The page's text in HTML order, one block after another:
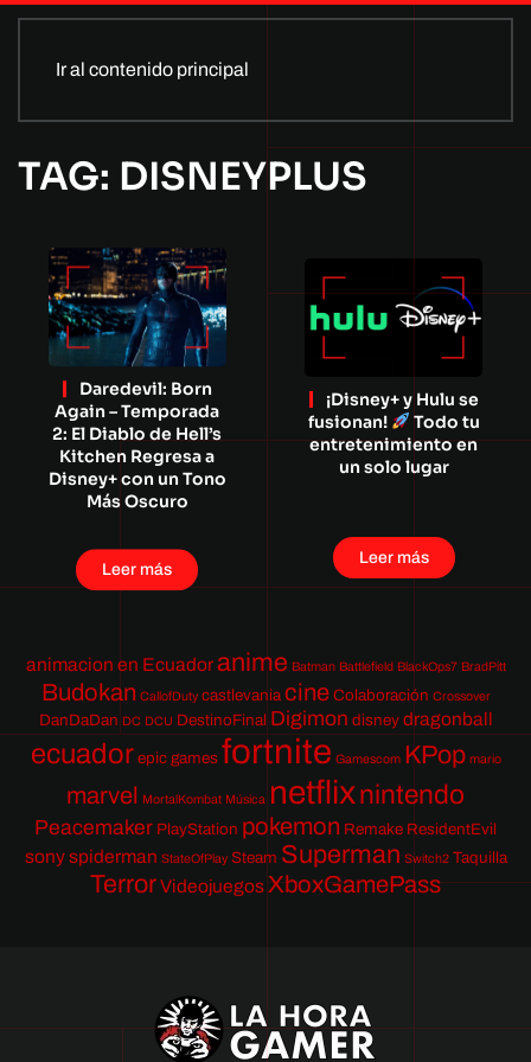
Ir al contenido principal
TAG: DISNEYPLUS
Daredevil: Born
Again – Temporada
2: El Diablo de Hell’s
Kitchen Regresa a
Disney+ con un Tono
Más Oscuro
Leer más
¡Disney+ y Hulu se
fusionan!
Todo tu
entretenimiento en
un solo lugar
Leer más
animacion en Ecuador anime Batman Battlefield BlackOps7 BradPitt
Budokan CallofDuty castlevania cine Colaboración Crossover
DanDaDan DC DCU DestinoFinal Digimon disney dragonball
ecuador epic games fortnite Gamescom KPop mario
marvel MortalKombat Música netflixnintendo
Peacemaker PlayStation pokemon Remake ResidentEvil
sony spiderman StateOfPlay Steam Superman Switch2 Taquilla
TerrorVideojuegosXboxGamePass